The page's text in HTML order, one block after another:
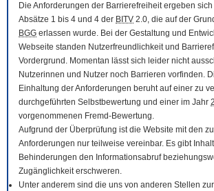
Die Anforderungen der Barrierefreiheit ergeben
Absätze 1 bis 4 und 4 der BITV 2.0, die auf der
BGG erlassen wurde. Bei der Gestaltung und
Webseite standen Nutzerfreundlichkeit und
Vordergrund. Momentan lässt sich leider nicht
Nutzerinnen und Nutzer noch Barrieren vorfinden.
Einhaltung der Anforderungen beruht auf einer zu
durchgeführten Selbstbewertung und einer im Jahr
vorgenommenen Fremd-Bewertung.
Aufgrund der Überprüfung ist die Website mit den
Anforderungen nur teilweise vereinbar. Es gibt
Behinderungen den Informationsabruf
Zugänglichkeit erschweren.
Unter anderem sind die uns von anderen Stellen